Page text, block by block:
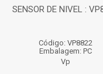
SENSOR DE NIVEL :
Código: VP8822
Embalagem: PC
Vp